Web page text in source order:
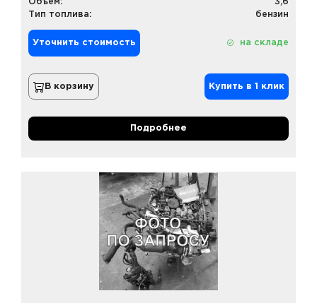
Объем:
3,6
Тип топлива:
бензин
Уточнить стоимость на складе
В корзину Купить в 1 клик
Подробнее